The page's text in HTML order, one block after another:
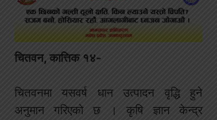
चितवन, कात्तिक १४-
चितवनमा यसवर्ष धान उत्पादन वृद्धि हुने
अनुमान गरिएको छ । कृषि ज्ञान केन्द्र